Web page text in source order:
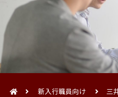
新入行職員向け
三